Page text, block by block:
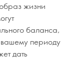
жизни
баланса,
вашему периоду
дать